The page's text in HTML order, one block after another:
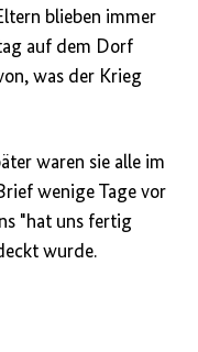
blieben immer
auf dem Dorf
was der Krieg
waren sie alle im
wenige Tage vor
"hat uns fertig
wurde.